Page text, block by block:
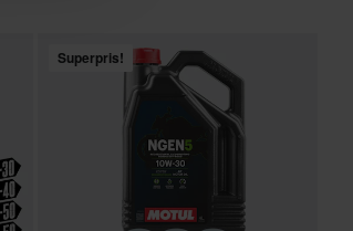
Superpris!